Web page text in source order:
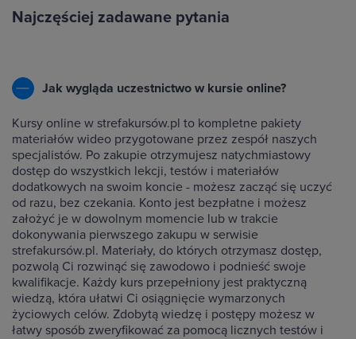
Najczęściej zadawane pytania
Jak wygląda uczestnictwo w kursie online?
Kursy online w strefakursów.pl to kompletne pakiety
materiałów wideo przygotowane przez zespół naszych
specjalistów. Po zakupie otrzymujesz natychmiastowy
dostęp do wszystkich lekcji, testów i materiałów
dodatkowych na swoim koncie - możesz zacząć się uczyć
od razu, bez czekania. Konto jest bezpłatne i możesz
założyć je w dowolnym momencie lub w trakcie
dokonywania pierwszego zakupu w serwisie
strefakursów.pl. Materiały, do których otrzymasz dostęp,
pozwolą Ci rozwinąć się zawodowo i podnieść swoje
kwalifikacje. Każdy kurs przepełniony jest praktyczną
wiedzą, która ułatwi Ci osiągnięcie wymarzonych
życiowych celów. Zdobytą wiedzę i postępy możesz w
łatwy sposób zweryfikować za pomocą licznych testów i